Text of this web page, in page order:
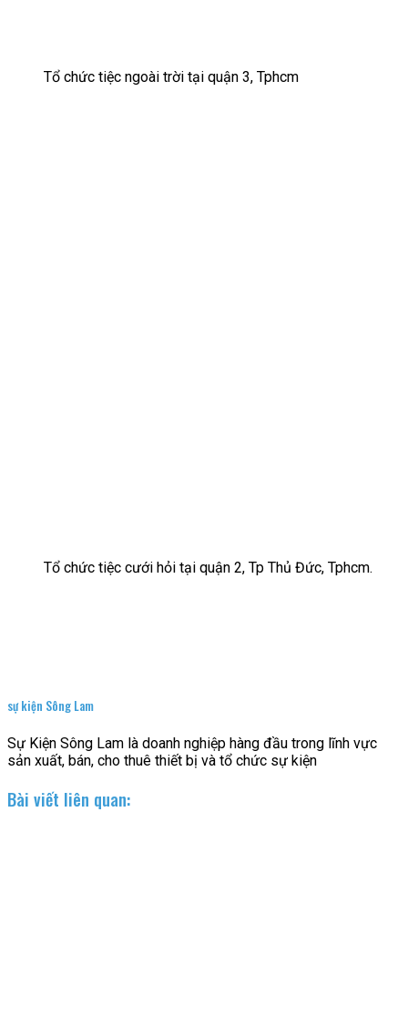
Tổ chức tiệc ngoài trời tại quận 3, Tphcm
Tổ chức tiệc cưới hỏi tại quận 2, Tp Thủ Đức, Tphcm.
sự kiện Sông Lam
Sự Kiện Sông Lam là doanh nghiệp hàng đầu trong lĩnh vực
sản xuất, bán, cho thuê thiết bị và tổ chức sự kiện
Bài viết liên quan: